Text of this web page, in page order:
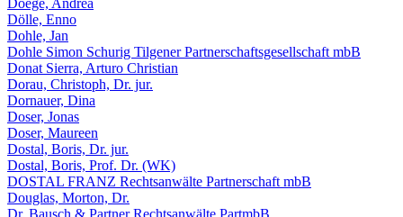
Dölle, Enno
Dohle, Jan
Dohle Simon Schurig Tilgener Partnerschaftsgesellschaft mbB
Donat Sierra, Arturo Christian
Dorau, Christoph, Dr. jur.
Dornauer, Dina
Doser, Jonas
Doser, Maureen
Dostal, Boris, Dr. jur.
Dostal, Boris, Prof. Dr. (WK)
DOSTAL FRANZ Rechtsanwälte Partnerschaft mbB
Douglas, Morton, Dr.
Dr. Bausch & Partner Rechtsanwälte PartmbB